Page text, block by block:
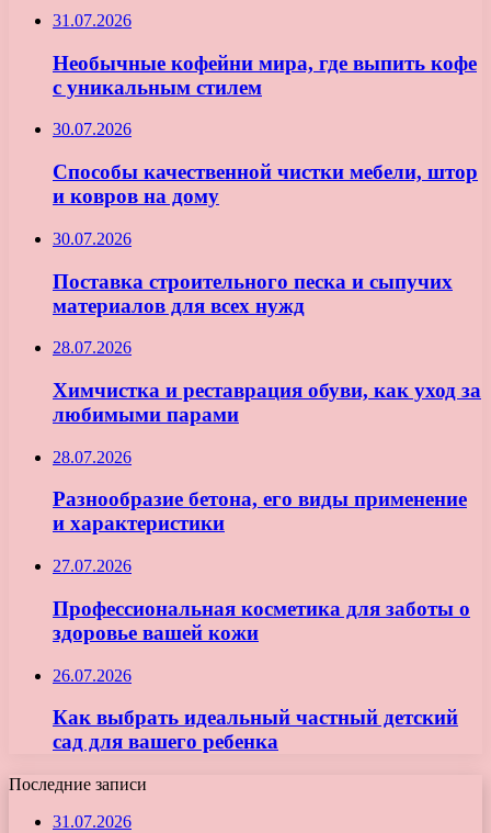
31.07.2026
Необычные кофейни мира, где выпить кофе
с уникальным стилем
30.07.2026
Способы качественной чистки мебели, штор
и ковров на дому
30.07.2026
Поставка строительного песка и сыпучих
материалов для всех нужд
28.07.2026
Химчистка и реставрация обуви, как уход за
любимыми парами
28.07.2026
Разнообразие бетона, его виды применение
и характеристики
27.07.2026
Профессиональная косметика для заботы о
здоровье вашей кожи
26.07.2026
Как выбрать идеальный частный детский
сад для вашего ребенка
Последние записи
31.07.2026